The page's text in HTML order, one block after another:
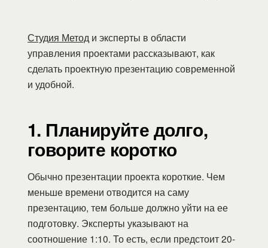
Студия Метод и эксперты в области
управления проектами рассказывают, как
сделать проектную презентацию современной
и удобной.
1. Планируйте долго,
говорите коротко
Обычно презентации проекта короткие. Чем
меньше времени отводится на саму
презентацию, тем больше должно уйти на ее
подготовку. Эксперты указывают на
соотношение 1:10. То есть, если предстоит 20-